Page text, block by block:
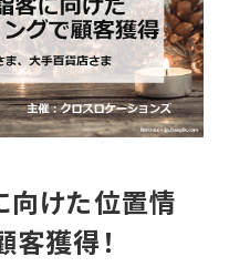
向けた位置情
客獲得！